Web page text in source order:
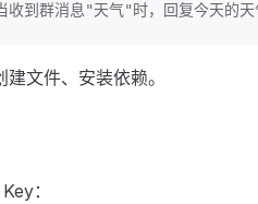
到群消息"天气"时，回复今天的天
文件、安装依赖。
：